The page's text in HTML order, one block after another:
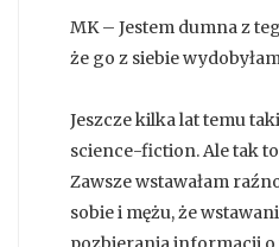
MK – Jestem dumna z
że go z siebie
Jeszcze kilka lat temu
science-fiction. Ale tak
Zawsze wstawałam
sobie i mężu, że